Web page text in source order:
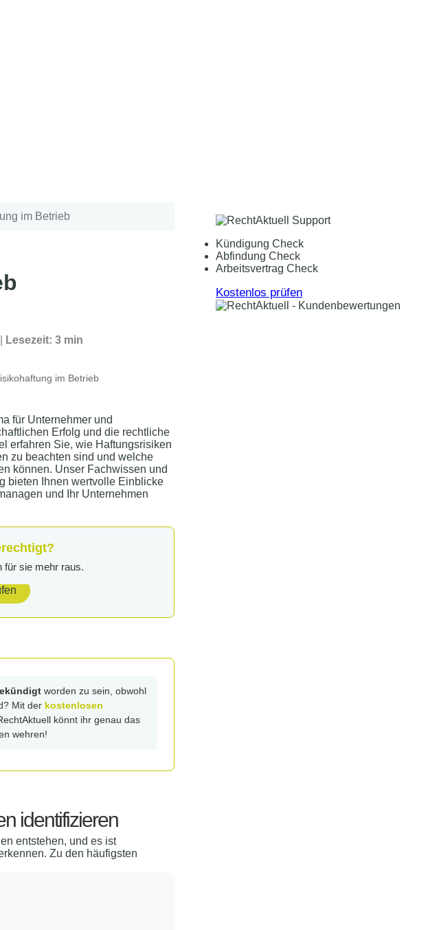
im Betrieb
Lesezeit: 3 min
im Betrieb
für Unternehmer und
Erfolg und die rechtliche
erfahren Sie, wie Haftungsrisiken
zu beachten sind und welche
können. Unser Fachwissen und
bieten Ihnen wertvolle Einblicke
und Ihr Unternehmen
für sie mehr raus.
worden zu sein, obwohl
Mit der kostenlosen
könnt ihr genau das
wehren!
identifizieren
entstehen, und es ist
Zu den häufigsten
Kündigung Check
Abfindung Check
Arbeitsvertrag Check
Kostenlos prüfen